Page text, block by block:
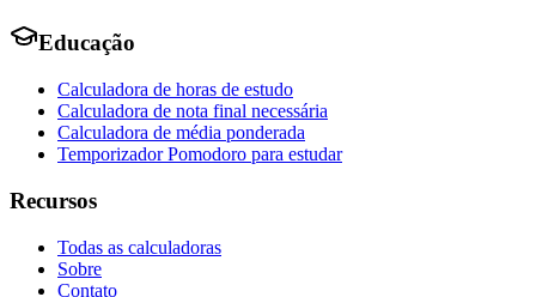
Educação
Calculadora de horas de estudo
Calculadora de nota final necessária
Calculadora de média ponderada
Temporizador Pomodoro para estudar
Recursos
Todas as calculadoras
Sobre
Contato